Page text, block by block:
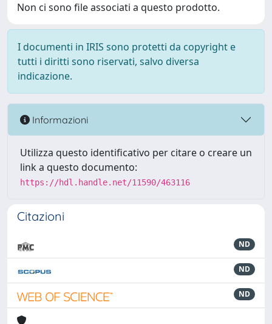
Non ci sono file associati a questo prodotto.
I documenti in IRIS sono protetti da copyright e
tutti i diritti sono riservati, salvo diversa
indicazione.
Informazioni
Utilizza questo identificativo per citare o creare un
link a questo documento:
https://hdl.handle.net/11590/463116
Citazioni
ND
ND
ND